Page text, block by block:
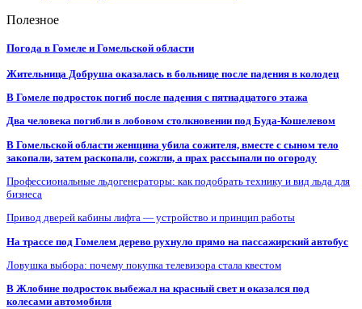
Полезное
Погода в Гомеле и Гомельской области
Жительница Добруша оказалась в больнице после падения в колодец
В Гомеле подросток погиб после падения с пятнадцатого этажа
Два человека погибли в лобовом столкновении под Буда-Кошелевом
В Гомельской области женщина убила сожителя, вместе с сыном тело
закопали, затем раскопали, сожгли, а прах рассыпали по огороду
Профессиональные льдогенераторы: как подобрать технику и вид льда для
бизнеса
Привод дверей кабины лифта — устройство и принцип работы
На трассе под Гомелем дерево рухнуло прямо на пассажирский автобус
Ловушка выбора: почему покупка телевизора стала квестом
В Жлобине подросток выбежал на красный свет и оказался под
колесами автомобиля